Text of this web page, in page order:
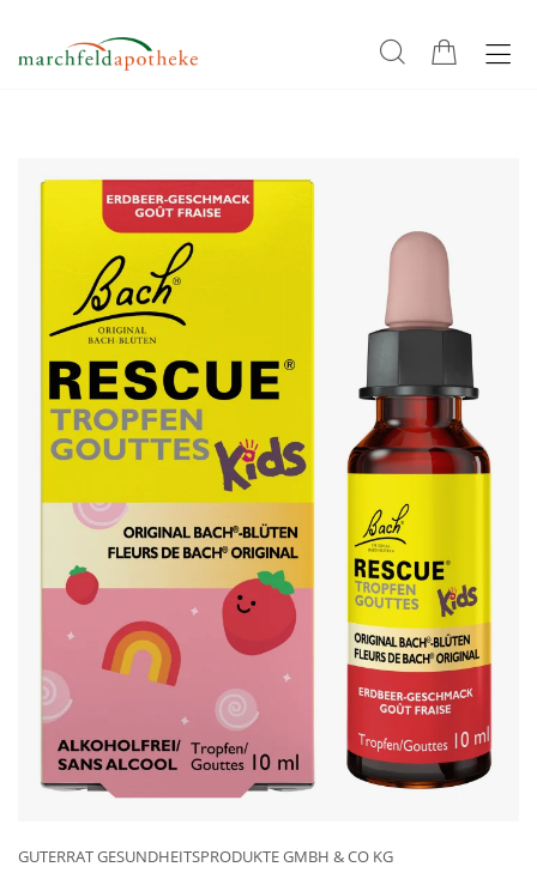
GUTERRAT GESUNDHEITSPRODUKTE GMBH & CO KG